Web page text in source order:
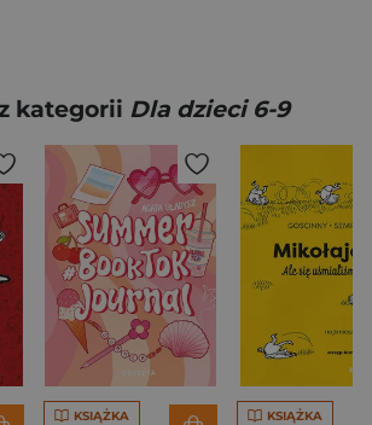
kategorii Dla dzieci 6-9
KSIĄŻKA KSIĄŻKA